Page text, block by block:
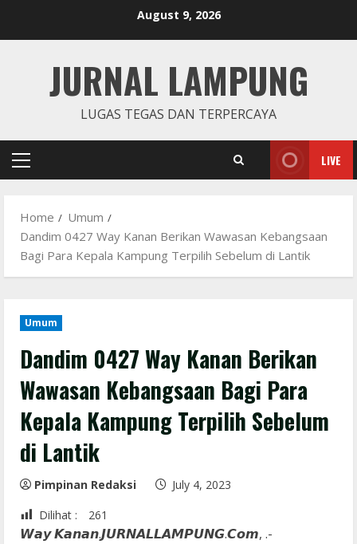
August 9, 2026
JURNAL LAMPUNG
LUGAS TEGAS DAN TERPERCAYA
Primary
LIVE
Home
Umum
Dandim 0427 Way Kanan Berikan Wawasan Kebangsaan
Bagi Para Kepala Kampung Terpilih Sebelum di Lantik
Umum
Dandim 0427 Way Kanan Berikan
Wawasan Kebangsaan Bagi Para
Kepala Kampung Terpilih Sebelum
di Lantik
Pimpinan Redaksi
July 4, 2023
Dilihat :
261
𝙒𝙖𝙮 𝙆𝙖𝙣𝙖𝙣.𝙅𝙐𝙍𝙉𝘼𝙇𝙇𝘼𝙈𝙋𝙐𝙉𝙂.𝘾𝙤𝙢, .-